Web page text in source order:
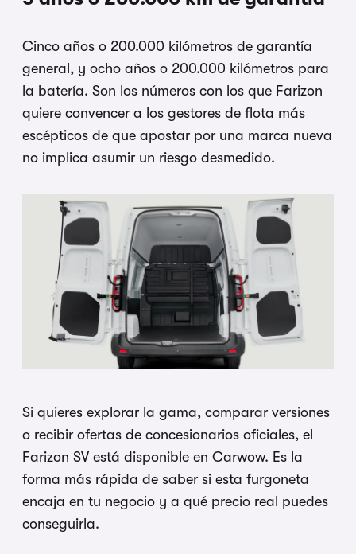
Cinco años o 200.000 kilómetros de garantía
general, y ocho años o 200.000 kilómetros para
la batería. Son los números con los que Farizon
quiere convencer a los gestores de flota más
escépticos de que apostar por una marca nueva
no implica asumir un riesgo desmedido.
Si quieres explorar la gama, comparar versiones
o recibir ofertas de concesionarios oficiales, el
Farizon SV está disponible en Carwow. Es la
forma más rápida de saber si esta furgoneta
encaja en tu negocio y a qué precio real puedes
conseguirla.